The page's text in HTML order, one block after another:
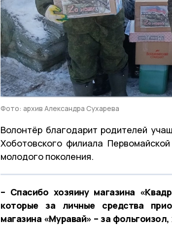
Фото: архив Александра Сухарева
Волонтёр благодарит родителей
Хоботовского филиала
молодого поколения.
– Спасибо хозяину магазина
которые за личные средства
магазина «Муравай» – за